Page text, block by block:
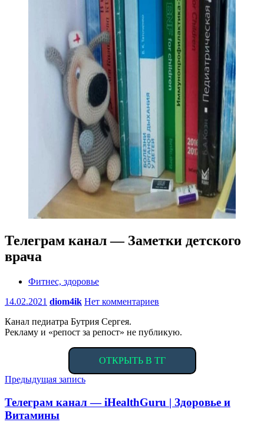
Телеграм канал — Заметки детского
врача
Фитнес, здоровье
14.02.2021 diom4ik Нет комментариев
Канал педиатра Бутрия Сергея.
Рекламу и «репост за репост» не публикую.
ОТКРЫТЬ В ТГ
Навигация
по
записям
Предыдущая запись
Телеграм канал — iHealthGuru | Здоровье и
Витамины